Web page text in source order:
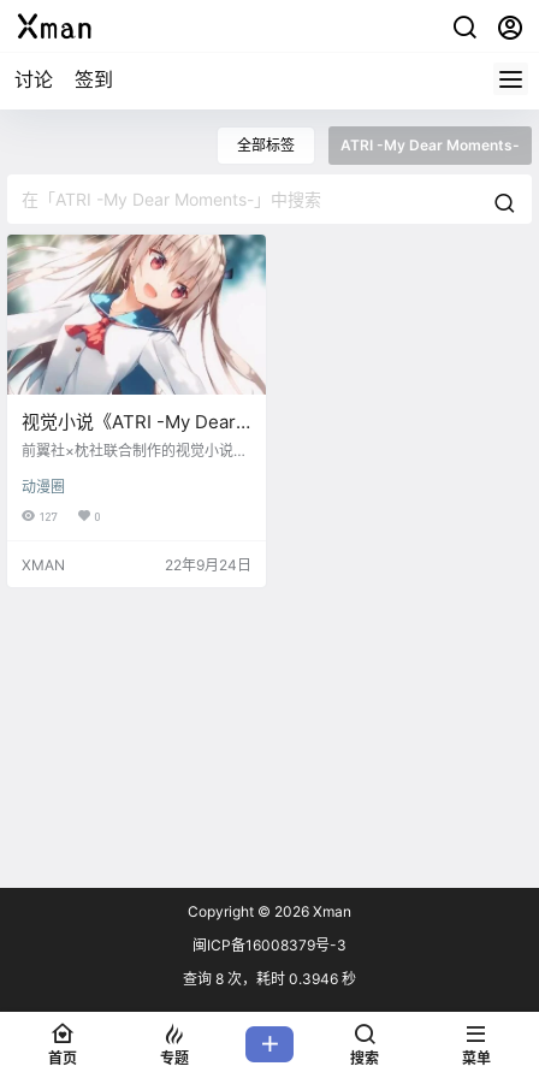
讨论 签到
全部标签 ATRI -My Dear Moments-
视觉小说《ATRI -My Dear
Moments-》宣布TV动画化
前翼社×枕社联合制作的视觉小说
布TV动画化，先导PV公开。 简介：
在不远的未来，海平面原因不明地
腿的少年・斑鸠夏生，厌倦了都市
动漫圈
127 0
XMAN 22年9月24日
Copyright © 2026 Xman
闽ICP备16008379号-3
查询 8 次，耗时 0.3946 秒
首页 专题 搜索 菜单